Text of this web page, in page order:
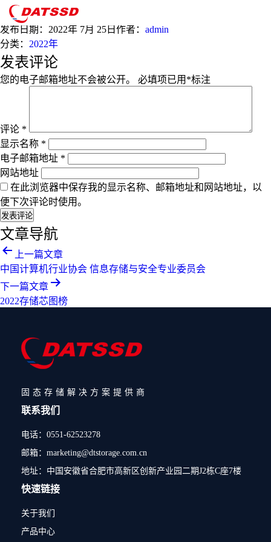
7月
发布日期： 2022年 7月 25日 作者： admin
分类： 2022年
发表评论
您的电子邮箱地址不会被公开。 必填项已用 *标注
评论 *
显示名称 *
电子邮箱地址 *
网站地址
在此浏览器中保存我的显示名称、邮箱地址和网站地址，以
便下次评论时使用。
文章导航
上一篇文章
中国计算机行业协会 信息存储与安全专业委员会
下一篇文章
2022存储芯图榜
固态存储解决方案提供商
联系我们
电话：0551-62523278
邮箱：marketing@dtstorage.com.cn
地址：中国安徽省合肥市高新区创新产业园二期J2栋C座7楼
快速链接
关于我们
产品中心